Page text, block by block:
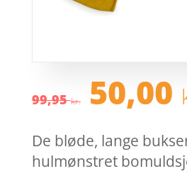
99,95kr. Den
pris
var:
99,95
50,00
De bløde, lange
hulmønstret